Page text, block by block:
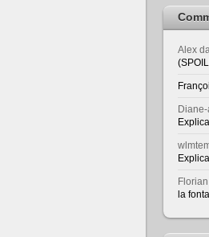
Alex
la